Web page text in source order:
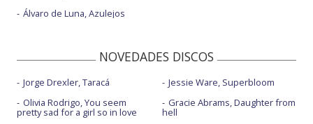
Álvaro de Luna, Azulejos
NOVEDADES DISCOS
Jorge Drexler, Taracá
Olivia Rodrigo, You seem
pretty sad for a girl so in love
Jessie Ware, Superbloom
Gracie Abrams, Daughter from
hell